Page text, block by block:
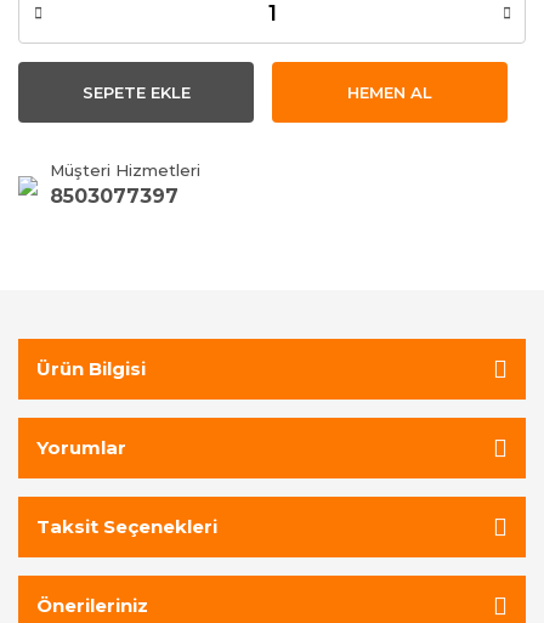
SEPETE EKLE HEMEN AL
Müşteri Hizmetleri
8503077397
Ürün Bilgisi
Yorumlar
Taksit Seçenekleri
Önerileriniz